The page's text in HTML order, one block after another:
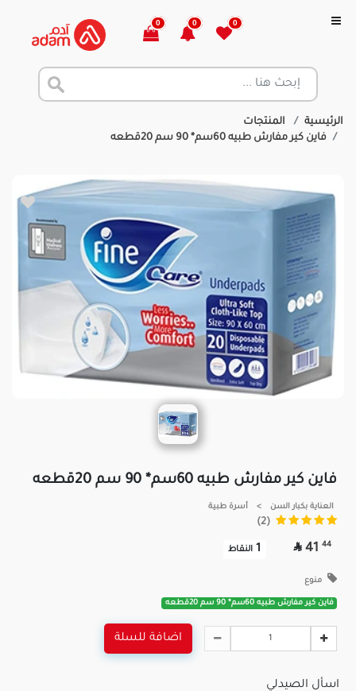
0
0
0
الرئيسية
المنتجات
فاين كير مفارش طبيه 60سم* 90 سم 20قطعه
فاين كير مفارش طبيه 60سم* 90 سم 20قطعه
العناية بكبار السن > أسرة طبية
(2)
44
41

1 النقاط
منوع
فاين كير مفارش طبيه 60سم* 90 سم 20قطعه
اضافة للسلة
اسأل الصيدلي